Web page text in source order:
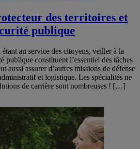
des territoires et
publique
au service des citoyens, veiller à la
publique constituent l’essentiel des tâches
aussi assurer d’autres missions de défense
et logistique. Les spécialités ne
de carrière sont nombreuses ! […]